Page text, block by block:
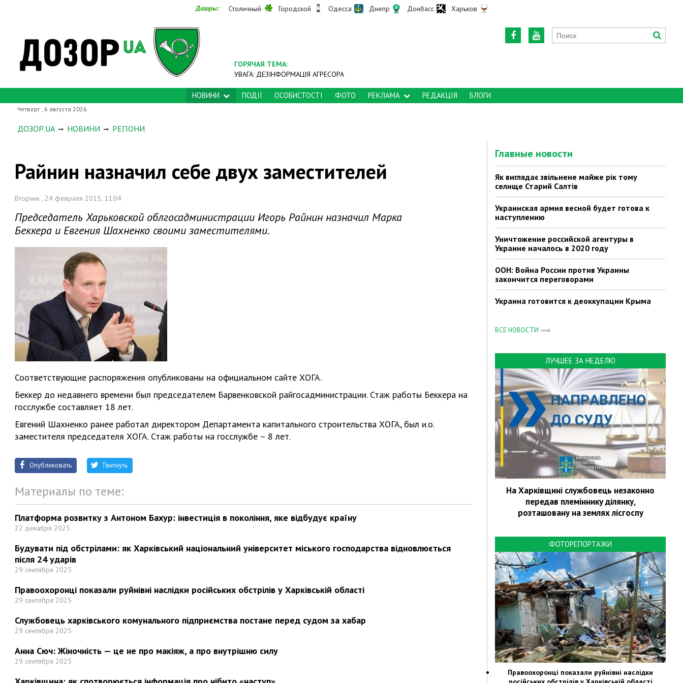
Дозоры: Столичный Городской Одесса Днепр Донбасс Харьков
ГОРЯЧАЯ ТЕМА:
УВАГА: ДЕЗІНФОРМАЦІЯ АГРЕСОРА
НОВИНИ ПОДІЇ ОСОБИСТОСТІ ФОТО РЕКЛАМА РЕДАКЦІЯ БЛОГИ
Четверг , 6 августа 2026
ДОЗОР.UA НОВИНИ РЕГІОНИ
Райнин назначил себе двух заместителей
Вторник , 24 февраля 2015, 11:04
Председатель Харьковской облгосадминистрации Игорь Райнин назначил Марка
Беккера и Евгения Шахненко своими заместителями.
Соответствующие распоряжения опубликованы на официальном сайте ХОГА.
Беккер до недавнего времени был председателем Барвенковской райгосадминистрации. Стаж работы Беккера на
госслужбе составляет 18 лет.
Евгений Шахненко ранее работал директором Департамента капитального строительства ХОГА, был и.о.
заместителя председателя ХОГА. Стаж работы на госслужбе – 8 лет.
Опубликовать Твитнуть
Материалы по теме:
Платформа розвитку з Антоном Бахур: інвестиція в покоління, яке відбудує країну
22 декабря 2025
Будувати під обстрілами: як Харківський національний університет міського господарства відновлюється
після 24 ударів
29 сентября 2025
Правоохоронці показали руйнівні наслідки російських обстрілів у Харківській області
29 сентября 2025
Службовець харківського комунального підприємства постане перед судом за хабар
29 сентября 2025
Анна Сюч: Жіночність — це не про макіяж, а про внутрішню силу
29 сентября 2025
Главные новости
Як виглядає звільнене майже рік тому
селище Старий Салтів
Украинская армия весной будет готова к
наступлению
Уничтожение российской агентуры в
Украине началось в 2020 году
ООН: Война России против Украины
закончится переговорами
Украина готовится к деоккупации Крыма
ВСЕ НОВОСТИ
ЛУЧШЕЕ ЗА НЕДЕЛЮ
На Харківщині службовець незаконно
передав племіннику ділянку,
розташовану на землях лісгоспу
ФОТОРЕПОРТАЖИ
Правоохоронці показали руйнівні наслідки